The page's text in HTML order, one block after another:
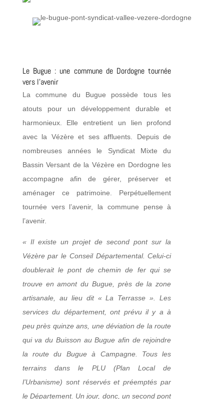
Le Bugue : une commune de Dordogne tournée
vers l’avenir
La commune du Bugue possède tous les
atouts pour un développement durable et
harmonieux. Elle entretient un lien profond
avec la Vézère et ses affluents. Depuis de
nombreuses années le Syndicat Mixte du
Bassin Versant de la Vézère en Dordogne les
accompagne afin de gérer, préserver et
aménager ce patrimoine. Perpétuellement
tournée vers l’avenir, la commune pense à
l’avenir.
« Il existe un projet de second pont sur la
Vézère par le Conseil Départemental. Celui-ci
doublerait le pont de chemin de fer qui se
trouve en amont du Bugue, près de la zone
artisanale, au lieu dit « La Terrasse ». Les
services du département, ont prévu il y a à
peu près quinze ans, une déviation de la route
qui va du Buisson au Bugue afin de rejoindre
la route du Bugue à Campagne. Tous les
terrains dans le PLU (Plan Local de
l’Urbanisme) sont réservés et préemptés par
le Département. Un jour, donc, un second pont